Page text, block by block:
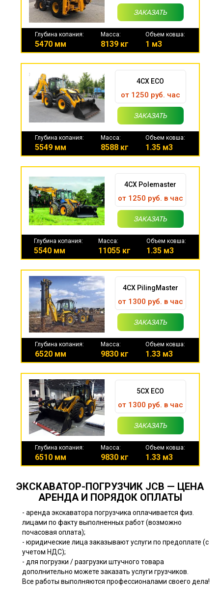
ЗАКАЗАТЬ
Глубина копания:
5470 мм
Масса:
8139 кг
Объем ковша:
1 м3
4CX ECO
от 1250 руб. час
ЗАКАЗАТЬ
Глубина копания:
5549 мм
Масса:
8588 кг
Объем ковша:
1.35 м3
4CX Polemaster
от 1250 руб. в час
ЗАКАЗАТЬ
Глубина копания:
5540 мм
Масса:
11055 кг
Объем ковша:
1.35 м3
4CX PilingMaster
от 1300 руб. в час
ЗАКАЗАТЬ
Глубина копания:
6520 мм
Масса:
9830 кг
Объем ковша:
1.33 м3
5CX ECO
от 1300 руб. в час
ЗАКАЗАТЬ
Глубина копания:
6510 мм
Масса:
9830 кг
Объем ковша:
1.33 м3
ЭКСКАВАТОР-ПОГРУЗЧИК JCB — ЦЕНА
АРЕНДА И ПОРЯДОК ОПЛАТЫ
- аренда экскаватора погрузчика оплачивается физ.
лицами по факту выполненных работ (возможно
почасовая оплата);
- юридические лица заказывают услуги по предоплате (с
учетом НДС);
- для погрузки / разгрузки штучного товара
дополнительно можете заказать услуги грузчиков.
Все работы выполняются профессионалами своего дела!